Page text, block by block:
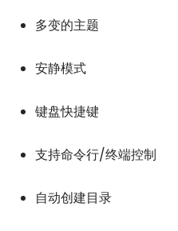
多变的主题
安静模式
键盘快捷键
支持命令行/终端控制
自动创建目录